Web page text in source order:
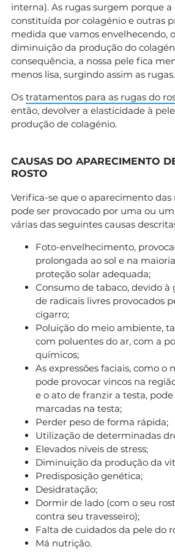
interna). As rugas surgem porque
constituída por colagénio e outras
medida que vamos envelhecendo,
diminuição da produção do
consequência, a nossa pele fica
menos lisa, surgindo assim as rugas.
Os tratamentos para as rugas do
então, devolver a elasticidade à
produção de colagénio.
CAUSAS DO APARECIMENTO
ROSTO
Verifica-se que o aparecimento das
pode ser provocado por uma ou
várias das seguintes causas
Foto-envelhecimento,
prolongada ao sol e na
proteção solar adequada;
Consumo de tabaco, devido
de radicais livres provocados
cigarro;
Poluição do meio ambiente,
com poluentes do ar, com a
químicos;
As expressões faciais, como o
pode provocar vincos na
e o ato de franzir a testa,
marcadas na testa;
Perder peso de forma rápida;
Utilização de determinadas
Elevados níveis de stress;
Diminuição da produção da
Predisposição genética;
Desidratação;
Dormir de lado (com o seu
contra seu travesseiro);
Falta de cuidados da pele do
Má nutrição.